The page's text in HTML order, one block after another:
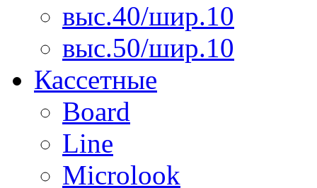
выс.40/шир.10
выс.50/шир.10
Кассетные
Board
Line
Microlook